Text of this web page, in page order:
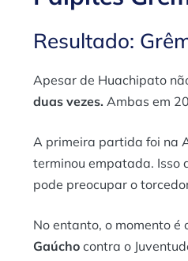
Resultado:
Apesar de Huachipato
duas vezes. Ambas em
A primeira partida foi na
terminou empatada. Isso
pode preocupar o
No entanto, o momento
Gaúcho contra o